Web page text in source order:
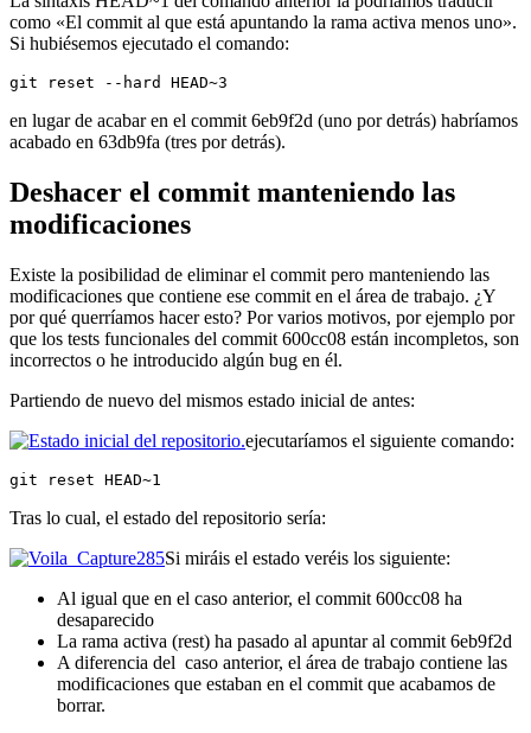
como «El commit al que está apuntando la rama activa menos uno».
Si hubiésemos ejecutado el comando:
git reset --hard HEAD~3
en lugar de acabar en el commit 6eb9f2d (uno por detrás) habríamos
acabado en 63db9fa (tres por detrás).
Deshacer el commit manteniendo las
modificaciones
Existe la posibilidad de eliminar el commit pero manteniendo las
modificaciones que contiene ese commit en el área de trabajo. ¿Y
por qué querríamos hacer esto? Por varios motivos, por ejemplo por
que los tests funcionales del commit 600cc08 están incompletos, son
incorrectos o he introducido algún bug en él.
Partiendo de nuevo del mismos estado inicial de antes:
ejecutaríamos el siguiente comando:
git reset HEAD~1
Tras lo cual, el estado del repositorio sería:
Si miráis el estado veréis los siguiente:
Al igual que en el caso anterior, el commit 600cc08 ha
desaparecido
La rama activa (rest) ha pasado al apuntar al commit 6eb9f2d
A diferencia del caso anterior, el área de trabajo contiene las
modificaciones que estaban en el commit que acabamos de
borrar.